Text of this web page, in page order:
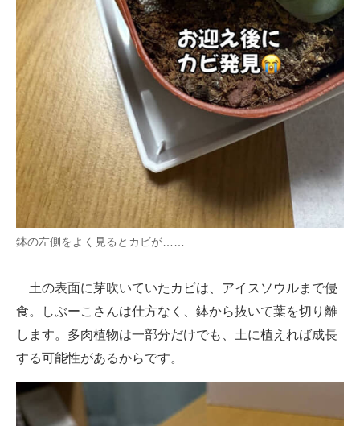
鉢の左側をよく見るとカビが……
土の表面に芽吹いていたカビは、アイスソウルまで侵
食。しぶーこさんは仕方なく、鉢から抜いて葉を切り離
します。多肉植物は一部分だけでも、土に植えれば成長
する可能性があるからです。